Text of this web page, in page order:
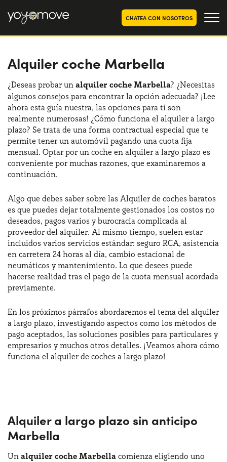
CHATEA CON NOSOTROS
OFERTAS RENTING COCHES
Particulares
Autónomos y Empresas
OFERTAS RENTING
SEGUNDA MANO
RENTING COCHES POR MESES
YoyoNow
QUIENES SOMOS
Nuestra historia
Trabaja con nosotros
CÓMO FUNCIONA
ELIGE UN PAÍS
¿Necesitas ayuda? +34672028071
Alquiler coche Marbella
¿Deseas probar un alquiler coche Marbella? ¿Necesitas
algunos consejos para encontrar la opción adecuada? ¡Lee
ahora esta guía nuestra, las opciones para ti son
realmente numerosas! ¿Cómo funciona el alquiler a largo
plazo? Se trata de una forma contractual especial que te
permite tener un automóvil pagando una cuota fija
mensual. Optar por un coche en alquiler a largo plazo es
conveniente por muchas razones, que examinaremos a
continuación.
Algo que debes saber sobre las Alquiler de coches baratos
es que puedes dejar totalmente gestionados los costos no
deseados, pagos varios y burocracia complicada al
proveedor del alquiler. Al mismo tiempo, suelen estar
incluidos varios servicios estándar: seguro RCA, asistencia
en carretera 24 horas al día, cambio estacional de
neumáticos y mantenimiento. Lo que desees puede
hacerse realidad tras el pago de la cuota mensual acordada
previamente.
En los próximos párrafos abordaremos el tema del alquiler
a largo plazo, investigando aspectos como los métodos de
pago aceptados, las soluciones posibles para particulares y
empresarios y muchos otros detalles. ¡Veamos ahora cómo
funciona el alquiler de coches a largo plazo!
Alquiler a largo plazo sin anticipo
Marbella
Un alquiler coche Marbella comienza eligiendo uno